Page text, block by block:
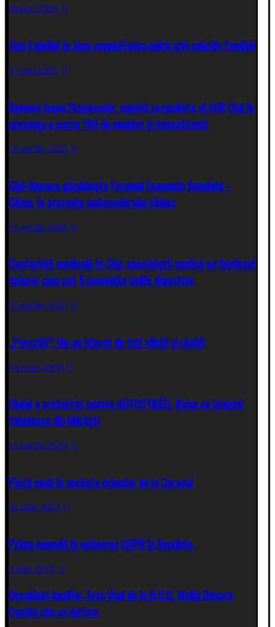
18 mai 2026, 0
Ziua Familiei la Jucu comunitatea unită prin valorile familiei
17 mai 2026, 0
Ramona Ioana Bruynseels, numită președinte al AUR Cluj în
prezența a peste 100 de membri și simpatizanți
16 aprilie 2026, 0
Cluj-Napoca găzduiește Forumul Economic România –
China, în prezența ambasadorului chinez
15 aprilie 2026, 0
Conferință medicală la Cluj: specialiștii explică pe înțelesul
tuturor cum pot fi prevenite bolile digestive
15 aprilie 2026, 0
„Paraziţii”: Ne-au înjurat de toţi sfinţii şi răniţii
18 iunie 2019, 0
Clujul a protestat pentru AUTOSTRĂZI. #șieu cu imagini
fabuloase din Mărăști
15 martie 2019, 0
Pistă nouă în ancheta crimelor de la Caracal
31 iulie 2019, 0
Prima amendă în aplicarea GDPR în România.
4 iulie 2019, 0
Dezvăluiri Inedite: Tata Vlad de la B.U.G. Mafia Despre
Copilul său cu Autism